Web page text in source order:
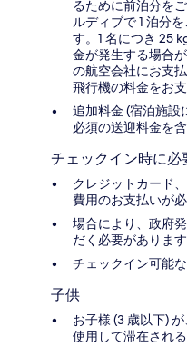
るために前泊分を
ルディブで 1 泊分
す。1 名につき 25
金が発生する場合
の航空会社にお支
飛行機の料金をお
追加料金 (宿泊施設
必須の送迎料金を含
チェックイン時に必
クレジットカード
費用のお支払いが
場合により、政府
だく必要があります
チェックイン可能
子供
お子様 (3 歳以下)
使用して滞在され